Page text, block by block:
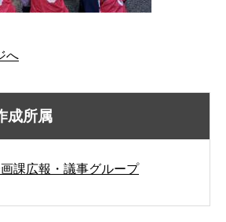
へ
成所属
課広報・議事グループ